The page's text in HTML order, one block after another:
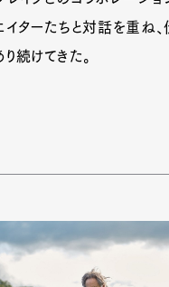
イターたちと対話を重ね
続けてきた。